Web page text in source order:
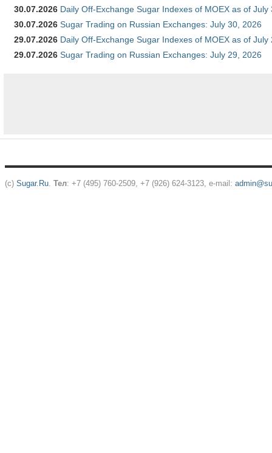
30.07.2026 Daily Off-Exchange Sugar Indexes of MOEX as of July
30.07.2026 Sugar Trading on Russian Exchanges: July 30, 2026
29.07.2026 Daily Off-Exchange Sugar Indexes of MOEX as of July
29.07.2026 Sugar Trading on Russian Exchanges: July 29, 2026
(c) Sugar.Ru. Тел: +7 (495) 760-2509, +7 (926) 624-3123, e-mail: